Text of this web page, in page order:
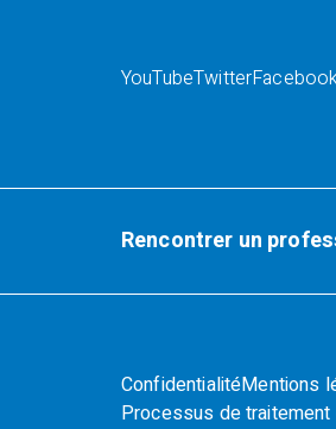
YouTubeTwitter
Rencontrer un
ConfidentialitéMentions
Processus de